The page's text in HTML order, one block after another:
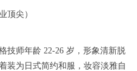
尖）
师年龄 22-26 岁，形象清新脱
装为日式简约和服，妆容淡雅自